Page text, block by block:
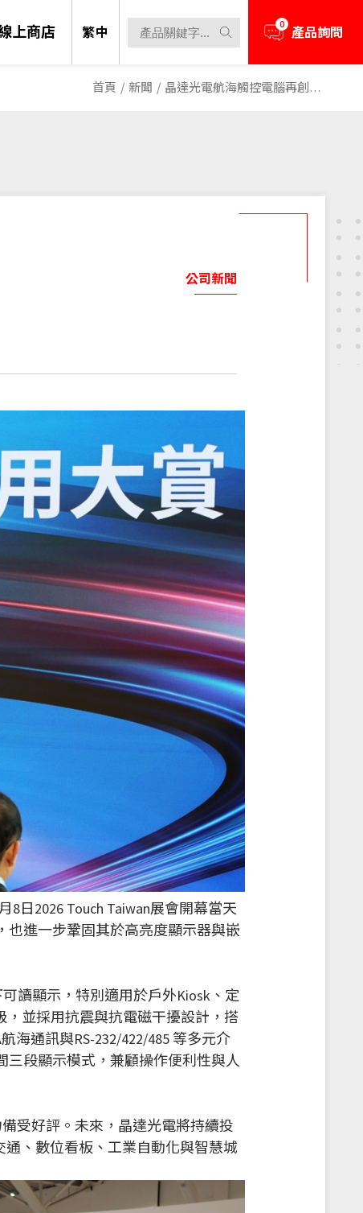
高透明度、輕量結構與鮮明亮度，使
。其模組化、超薄設計可無縫整合
線或視線。具備高能源效率與安裝便
板等追求美學與創新的應用場域。
決方案
智能城市和智慧交通等物聯網應用部
下可視技術一直都是我們的核心關
的絕大部分顯示器，亮度都高達
的高亮度可確保任何光源條件下，顯
或技術上的協助，歡迎隨時與我們
資訊、展覽活動。
系統，全面提升工業級顯示器、數位
的標準，造福全球的垂直市場平台。
上商店 繁中 0 產品詢問
首頁 / 新聞 / 晶達光電航海觸控電腦再創佳績 榮獲SDAA智慧顯示應用大賞
公司新聞
8日2026 Touch Taiwan展會開幕當天
進一步鞏固其於高亮度顯示器與嵌
讀顯示，特別適用於戶外Kiosk、定
並採用抗震與抗電磁干擾設計，搭
海通訊與RS-232/422/485 等多元介
段顯示模式，兼顧操作便利性與人
受好評。未來，晶達光電將持續投
、數位看板、工業自動化與智慧城